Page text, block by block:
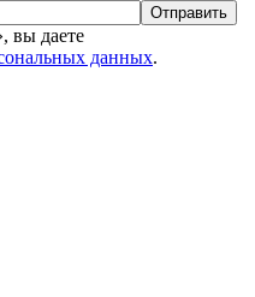
Отправить
вы даете
данных.